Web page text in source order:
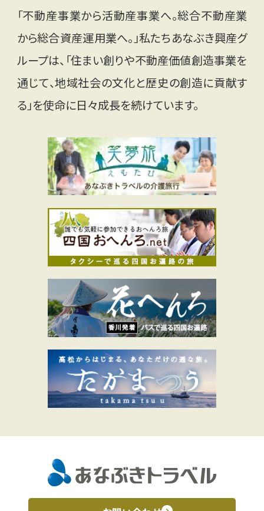
「不動産事業から活動産事業へ。総合不動産業
から総合資産運用業へ。」私たちあなぶき興産グ
ループは、「住まい創りや不動産価値創造事業を
通じて、地域社会の文化と歴史の創造に貢献す
る」を使命に日々成長を続けています。